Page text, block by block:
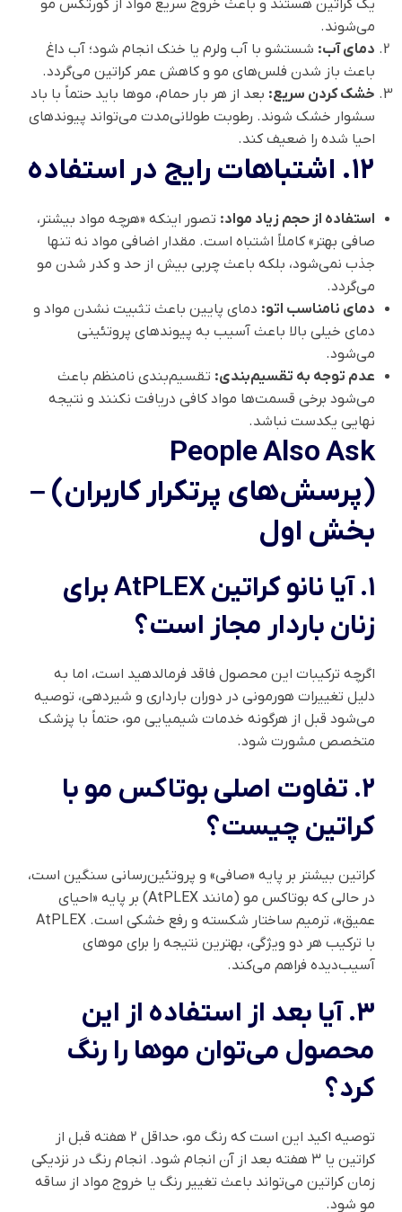
یک کراتین هستند و باعث خروج سریع مواد از کورتکس مو
می‌شوند.
دمای آب: شستشو با آب ولرم یا خنک انجام شود؛ آب داغ
باعث باز شدن فلس‌های مو و کاهش عمر کراتین می‌گردد.
خشک کردن سریع: بعد از هر بار حمام، موها باید حتماً با باد
سشوار خشک شوند. رطوبت طولانی‌مدت می‌تواند پیوندهای
احیا شده را ضعیف کند.
۱۲. اشتباهات رایج در استفاده
استفاده از حجم زیاد مواد: تصور اینکه «هرچه مواد بیشتر،
صافی بهتر» کاملاً اشتباه است. مقدار اضافی مواد نه تنها
جذب نمی‌شود، بلکه باعث چربی بیش از حد و کدر شدن مو
می‌گردد.
دمای نامناسب اتو: دمای پایین باعث تثبیت نشدن مواد و
دمای خیلی بالا باعث آسیب به پیوندهای پروتئینی
می‌شود.
عدم توجه به تقسیم‌بندی: تقسیم‌بندی نامنظم باعث
می‌شود برخی قسمت‌ها مواد کافی دریافت نکنند و نتیجه
نهایی یکدست نباشد.
People Also Ask
(پرسش‌های پرتکرار کاربران) –
بخش اول
۱. آیا نانو کراتین AtPLEX برای
زنان باردار مجاز است؟
اگرچه ترکیبات این محصول فاقد فرمالدهید است، اما به
دلیل تغییرات هورمونی در دوران بارداری و شیردهی، توصیه
می‌شود قبل از هرگونه خدمات شیمیایی مو، حتماً با پزشک
متخصص مشورت شود.
۲. تفاوت اصلی بوتاکس مو با
کراتین چیست؟
کراتین بیشتر بر پایه «صافی» و پروتئین‌رسانی سنگین است،
در حالی که بوتاکس مو (مانند AtPLEX) بر پایه «احیای
عمیق»، ترمیم ساختار شکسته و رفع خشکی است. AtPLEX
با ترکیب هر دو ویژگی، بهترین نتیجه را برای موهای
آسیب‌دیده فراهم می‌کند.
۳. آیا بعد از استفاده از این
محصول می‌توان موها را رنگ
کرد؟
توصیه اکید این است که رنگ مو، حداقل ۲ هفته قبل از
کراتین یا ۳ هفته بعد از آن انجام شود. انجام رنگ در نزدیکی
زمان کراتین می‌تواند باعث تغییر رنگ یا خروج مواد از ساقه
مو شود.